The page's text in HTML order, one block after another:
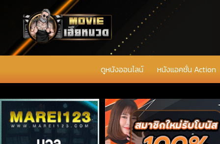
ดูหนังออนไลน์ หนังแอคชั่น Action